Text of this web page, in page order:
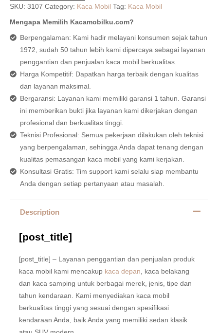
SKU: 3107 Category: Kaca Mobil Tag: Kaca Mobil
Mengapa Memilih Kacamobilku.com?
Berpengalaman: Kami hadir melayani konsumen sejak tahun
1972, sudah 50 tahun lebih kami dipercaya sebagai layanan
penggantian dan penjualan kaca mobil berkualitas.
Harga Kompetitif: Dapatkan harga terbaik dengan kualitas
dan layanan maksimal.
Bergaransi: Layanan kami memiliki garansi 1 tahun. Garansi
ini memberikan bukti jika layanan kami dikerjakan dengan
profesional dan berkualitas tinggi.
Teknisi Profesional: Semua pekerjaan dilakukan oleh teknisi
yang berpengalaman, sehingga Anda dapat tenang dengan
kualitas pemasangan kaca mobil yang kami kerjakan.
Konsultasi Gratis: Tim support kami selalu siap membantu
Anda dengan setiap pertanyaan atau masalah.
Description
[post_title]
[post_title] – Layanan penggantian dan penjualan produk
kaca mobil kami mencakup kaca depan , kaca belakang
dan kaca samping untuk berbagai merek, jenis, tipe dan
tahun kendaraan. Kami menyediakan kaca mobil
berkualitas tinggi yang sesuai dengan spesifikasi
kendaraan Anda, baik Anda yang memiliki sedan klasik